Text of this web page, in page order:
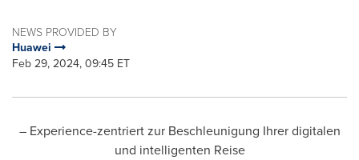
NEWS PROVIDED BY
Huawei
Feb 29, 2024, 09:45 ET
– Experience-zentriert zur Beschleunigung Ihrer digitalen
und intelligenten Reise